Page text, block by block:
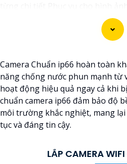
nét, rõ ràng và không bị ảnh
Với tính năng chống nhiễu 3D
quan sát được hình ảnh chất
Trang bị cao cấp làm cho việc
dàng và chính xác hơn.
Camera Chuẩn ip66 hoàn toàn
năng chống nước phun mạnh từ
hoạt động hiệu quả ngay cả khi
chuẩn camera ip66 đảm bảo độ
môi trường khắc nghiệt, mang
tục và đáng tin cậy.
LẮP CAMERA